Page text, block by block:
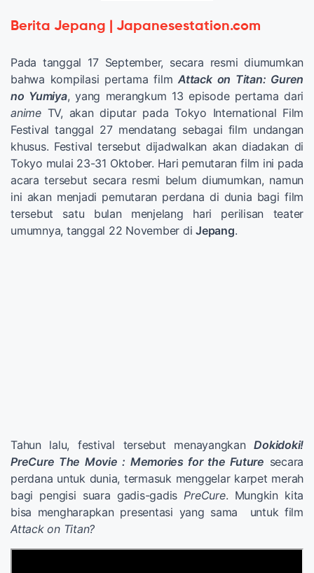
Berita Jepang | Japanesestation.com
Pada tanggal 17 September, secara resmi diumumkan
bahwa kompilasi pertama filmAttack on Titan: Guren
no Yumiya, yang merangkum 13 episode pertama dari
animeTV, akan diputar pada Tokyo International Film
Festival tanggal 27 mendatang sebagai film undangan
khusus. Festival tersebut dijadwalkan akan diadakan di
Tokyo mulai 23-31 Oktober. Hari pemutaran film ini pada
acara tersebut secara resmi belum diumumkan, namun
ini akan menjadi pemutaran perdana di dunia bagi film
tersebut satu bulan menjelang hari perilisan teater
umumnya, tanggal 22 November di Jepang.
Tahun lalu, festival tersebut menayangkanDokidoki!
PreCure The Movie : Memories for the Future secara
perdana untuk dunia, termasuk menggelar karpet merah
bagi pengisi suara gadis-gadis PreCure. Mungkin kita
bisa mengharapkan presentasi yang sama untuk film
Attack on Titan?